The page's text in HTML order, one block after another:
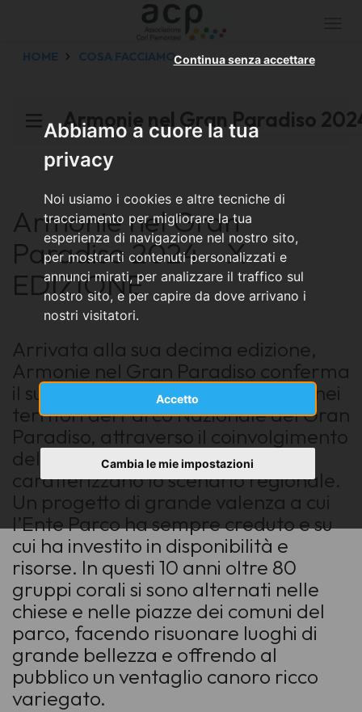
Abbiamo a cuore la tua
privacy
Noi usiamo i cookies e altre tecniche di
tracciamento per migliorare la tua
esperienza di navigazione nel nostro sito,
per mostrarti contenuti personalizzati e
annunci mirati, per analizzare il traffico sul
nostro sito, e per capire da dove arrivano i
nostri visitatori.
Accetto
Continua senza accettare
Cambia le mie impostazioni
HOME COSA FACCIAMO
Armonie nel Gran Paradiso
Armonie nel Gran
Paradiso 2024 - X
EDIZIONE
Arrivata alla sua decima edizione,
Armonie nel Gran Paradiso conferma
il suo impatto culturale e musicale nei
territori del Parco Nazionale del Gran
Paradiso, attraverso il coinvolgimento
delle compagini corali che
caratterizzano lo scenario regionale.
Un progetto di grande valenza a cui
l’Ente Parco ha sempre creduto e su
cui ha investito in disponibilità e
risorse. In questi 10 anni oltre 80
gruppi corali si sono alternati nelle
chiese e nelle piazze dei comuni del
parco, facendo risuonare luoghi di
grande bellezza e offrendo al
pubblico un ventaglio canoro ricco
variegato.